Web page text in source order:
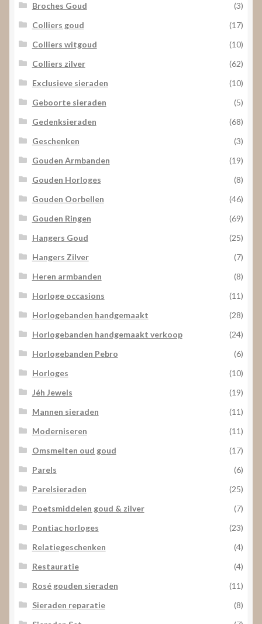
Broches Goud
(3)
Colliers goud
(17)
Colliers witgoud
(10)
Colliers zilver
(62)
Exclusieve sieraden
(10)
Geboorte sieraden
(5)
Gedenksieraden
(68)
Geschenken
(3)
Gouden Armbanden
(19)
Gouden Horloges
(8)
Gouden Oorbellen
(46)
Gouden Ringen
(69)
Hangers Goud
(25)
Hangers Zilver
(7)
Heren armbanden
(8)
Horloge occasions
(11)
Horlogebanden handgemaakt
(28)
Horlogebanden handgemaakt verkoop
(24)
Horlogebanden Pebro
(6)
Horloges
(10)
Jéh Jewels
(19)
Mannen sieraden
(11)
Moderniseren
(11)
Omsmelten oud goud
(17)
Parels
(6)
Parelsieraden
(25)
Poetsmiddelen goud & zilver
(7)
Pontiac horloges
(23)
Relatiegeschenken
(4)
Restauratie
(4)
Rosé gouden sieraden
(11)
Sieraden reparatie
(8)